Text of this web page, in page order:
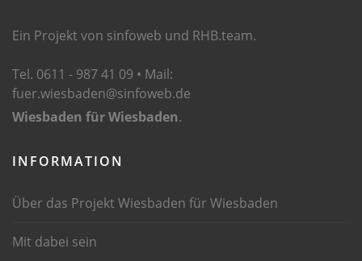
Ein Projekt von sinfoweb und RHB.team.
Tel. 0611 - 987 41 09 • Mail:
fuer.wiesbaden@sinfoweb.de
Wiesbaden für Wiesbaden.
INFORMATION
Über das Projekt Wiesbaden für Wiesbaden
Mit dabei sein